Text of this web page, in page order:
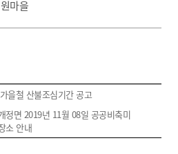
마을
을철 산불조심기간 공고
정면 2019년 11월 08일 공공비축미
소 안내